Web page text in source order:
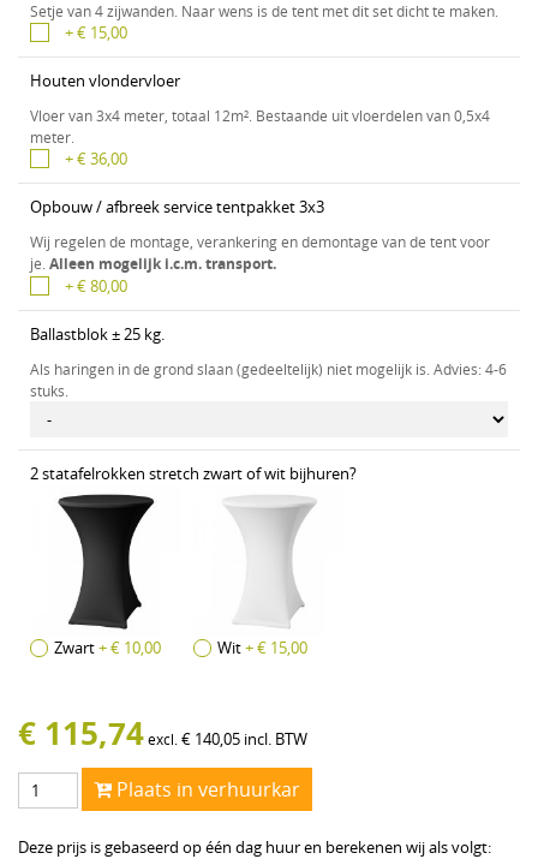
Setje van 4 zijwanden. Naar wens is de tent met dit set dicht te maken.
+ € 15,00
Houten vlondervloer
Vloer van 3x4 meter, totaal 12m². Bestaande uit vloerdelen van 0,5x4
meter.
+ € 36,00
Opbouw / afbreek service tentpakket 3x3
Wij regelen de montage, verankering en demontage van de tent voor
je. Alleen mogelijk i.c.m. transport.
+ € 80,00
Ballastblok ± 25 kg.
Als haringen in de grond slaan (gedeeltelijk) niet mogelijk is. Advies: 4-6
stuks.
2 statafelrokken stretch zwart of wit bijhuren?
Zwart+ € 10,00 Wit+ € 15,00
€ 115,74excl.€ 140,05 incl. BTW
Plaats in verhuurkar
Deze prijs is gebaseerd op één dag huur en berekenen wij als volgt: